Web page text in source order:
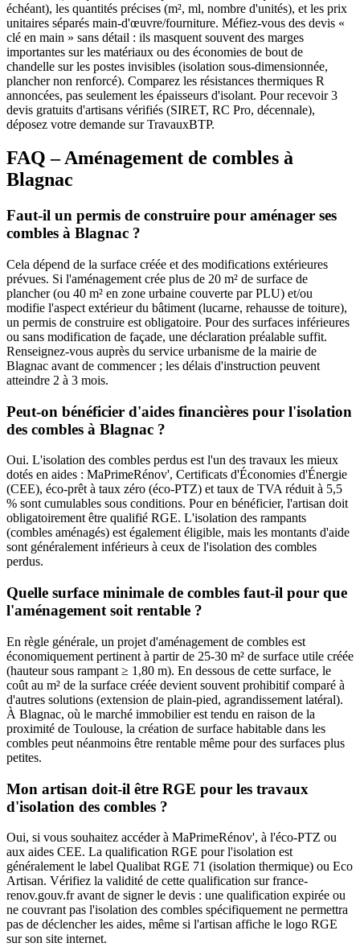
échéant), les quantités précises (m², ml, nombre d'unités), et les prix
unitaires séparés main-d'œuvre/fourniture. Méfiez-vous des devis «
clé en main » sans détail : ils masquent souvent des marges
importantes sur les matériaux ou des économies de bout de
chandelle sur les postes invisibles (isolation sous-dimensionnée,
plancher non renforcé). Comparez les résistances thermiques R
annoncées, pas seulement les épaisseurs d'isolant. Pour recevoir 3
devis gratuits d'artisans vérifiés (SIRET, RC Pro, décennale),
déposez votre demande sur TravauxBTP.
FAQ – Aménagement de combles à
Blagnac
Faut-il un permis de construire pour aménager ses
combles à Blagnac ?
Cela dépend de la surface créée et des modifications extérieures
prévues. Si l'aménagement crée plus de 20 m² de surface de
plancher (ou 40 m² en zone urbaine couverte par PLU) et/ou
modifie l'aspect extérieur du bâtiment (lucarne, rehausse de toiture),
un permis de construire est obligatoire. Pour des surfaces inférieures
ou sans modification de façade, une déclaration préalable suffit.
Renseignez-vous auprès du service urbanisme de la mairie de
Blagnac avant de commencer ; les délais d'instruction peuvent
atteindre 2 à 3 mois.
Peut-on bénéficier d'aides financières pour l'isolation
des combles à Blagnac ?
Oui. L'isolation des combles perdus est l'un des travaux les mieux
dotés en aides : MaPrimeRénov', Certificats d'Économies d'Énergie
(CEE), éco-prêt à taux zéro (éco-PTZ) et taux de TVA réduit à 5,5
% sont cumulables sous conditions. Pour en bénéficier, l'artisan doit
obligatoirement être qualifié RGE. L'isolation des rampants
(combles aménagés) est également éligible, mais les montants d'aide
sont généralement inférieurs à ceux de l'isolation des combles
perdus.
Quelle surface minimale de combles faut-il pour que
l'aménagement soit rentable ?
En règle générale, un projet d'aménagement de combles est
économiquement pertinent à partir de 25-30 m² de surface utile créée
(hauteur sous rampant ≥ 1,80 m). En dessous de cette surface, le
coût au m² de la surface créée devient souvent prohibitif comparé à
d'autres solutions (extension de plain-pied, agrandissement latéral).
À Blagnac, où le marché immobilier est tendu en raison de la
proximité de Toulouse, la création de surface habitable dans les
combles peut néanmoins être rentable même pour des surfaces plus
petites.
Mon artisan doit-il être RGE pour les travaux
d'isolation des combles ?
Oui, si vous souhaitez accéder à MaPrimeRénov', à l'éco-PTZ ou
aux aides CEE. La qualification RGE pour l'isolation est
généralement le label Qualibat RGE 71 (isolation thermique) ou Eco
Artisan. Vérifiez la validité de cette qualification sur france-
renov.gouv.fr avant de signer le devis : une qualification expirée ou
ne couvrant pas l'isolation des combles spécifiquement ne permettra
pas de déclencher les aides, même si l'artisan affiche le logo RGE
sur son site internet.